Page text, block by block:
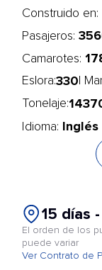
Construido en:
Pasajeros:
Camarotes:
Eslora:330 |
Tonelaje:
Idioma: Inglés
15 días
El orden de los
puede variar
Ver Contrato de